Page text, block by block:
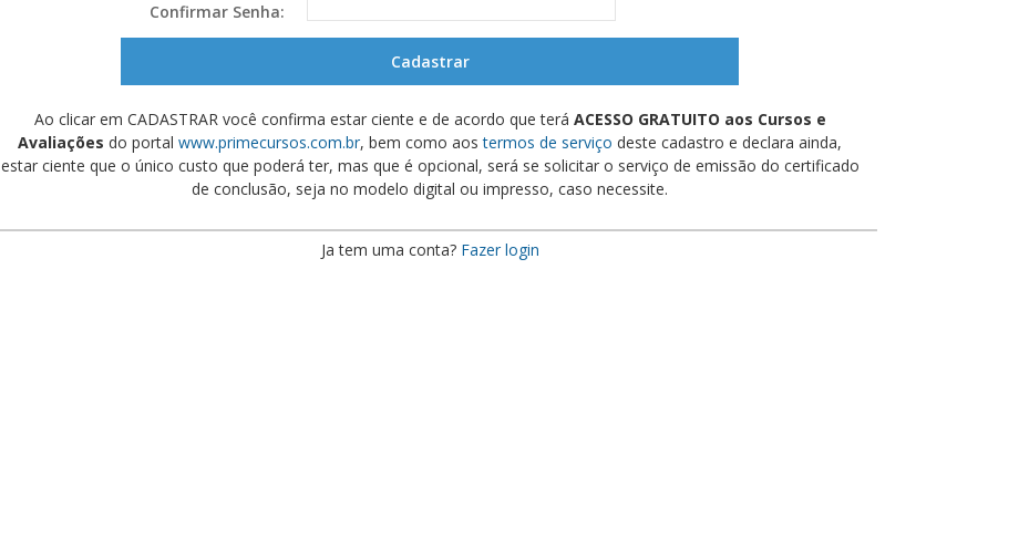
Confirmar Senha:
Ao clicar em CADASTRAR você confirma estar ciente e de acordo que terá ACESSO GRATUITO aos Cursos e
Avaliações do portal www.primecursos.com.br, bem como aostermos de serviço deste cadastro e declara ainda,
estar ciente que o único custo que poderá ter, mas que é opcional, será se solicitar o serviço de emissão do certificado
de conclusão, seja no modelo digital ou impresso, caso necessite.
Ja tem uma conta? Fazer login